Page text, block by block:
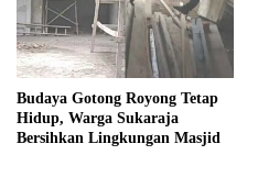
Budaya Gotong Royong Tetap
Hidup, Warga Sukaraja
Bersihkan Lingkungan Masjid